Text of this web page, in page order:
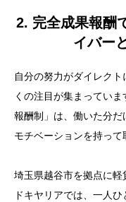
2. 完全成果報酬
イバー
自分の努力がダイレク
くの注目が集まってい
報酬制」は、働いた分
モチベーションを持って
埼玉県越谷市を拠点に
ドキヤリアでは、一人